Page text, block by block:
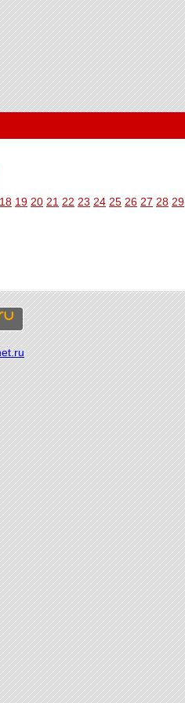
18 19 20 21 22 23 24 25 26 27 28 29